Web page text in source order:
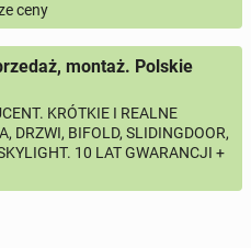
ceny
montaż. Polskie
KRÓTKIE I REALNE
DRZWI, BIFOLD, SLIDINGDOOR,
10 LAT GWARANCJI +